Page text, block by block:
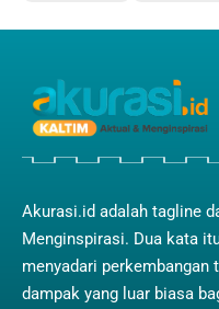
Akurasi.id adalah tagline
Menginspirasi. Dua kata
menyadari
dampak yang luar biasa